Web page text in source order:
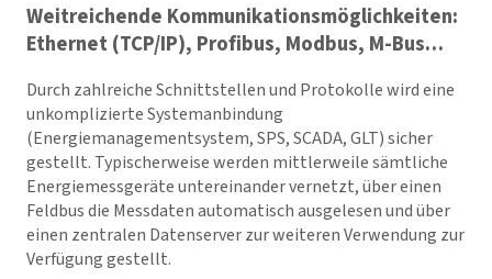
Weitreichende Kommunikationsmöglichkeiten:
Ethernet (TCP/IP), Profibus, Modbus, M-Bus…
Durch zahlreiche Schnittstellen und Protokolle wird eine
unkomplizierte Systemanbindung
(Energiemanagementsystem, SPS, SCADA, GLT) sicher
gestellt. Typischerweise werden mittlerweile sämtliche
Energiemessgeräte untereinander vernetzt, über einen
Feldbus die Messdaten automatisch ausgelesen und über
einen zentralen Datenserver zur weiteren Verwendung zur
Verfügung gestellt.